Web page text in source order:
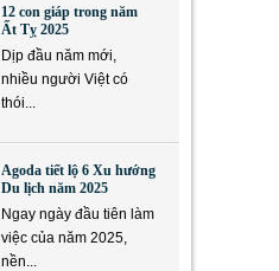
12 con giáp trong năm
Ất Tỵ 2025
Dịp đầu năm mới,
nhiều người Việt có
thói...
Agoda tiết lộ 6 Xu hướng
Du lịch năm 2025
Ngay ngày đầu tiên làm
việc của năm 2025,
nền...